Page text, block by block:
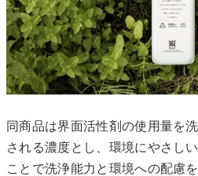
同商品は界面活性剤の使用量を
される濃度とし、環境にやさし
ことで洗浄能力と環境への配慮を